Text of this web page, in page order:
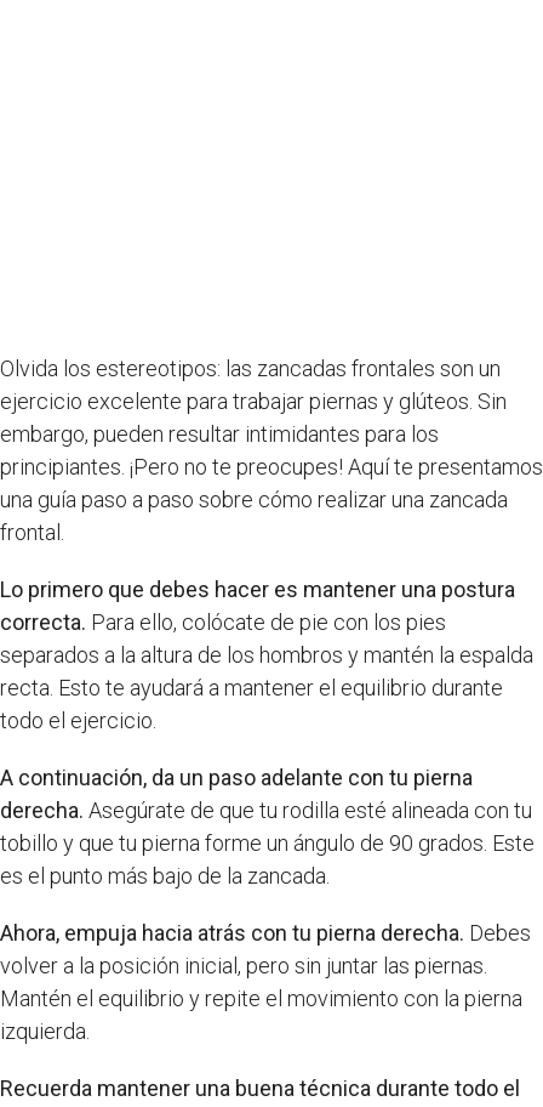
Olvida los estereotipos: las zancadas frontales son un
ejercicio excelente para trabajar piernas y glúteos. Sin
embargo, pueden resultar intimidantes para los
principiantes. ¡Pero no te preocupes! Aquí te presentamos
una guía paso a paso sobre cómo realizar una zancada
frontal.
Lo primero que debes hacer es mantener una postura
correcta. Para ello, colócate de pie con los pies
separados a la altura de los hombros y mantén la espalda
recta. Esto te ayudará a mantener el equilibrio durante
todo el ejercicio.
A continuación, da un paso adelante con tu pierna
derecha. Asegúrate de que tu rodilla esté alineada con tu
tobillo y que tu pierna forme un ángulo de 90 grados. Este
es el punto más bajo de la zancada.
Ahora, empuja hacia atrás con tu pierna derecha. Debes
volver a la posición inicial, pero sin juntar las piernas.
Mantén el equilibrio y repite el movimiento con la pierna
izquierda.
Recuerda mantener una buena técnica durante todo el